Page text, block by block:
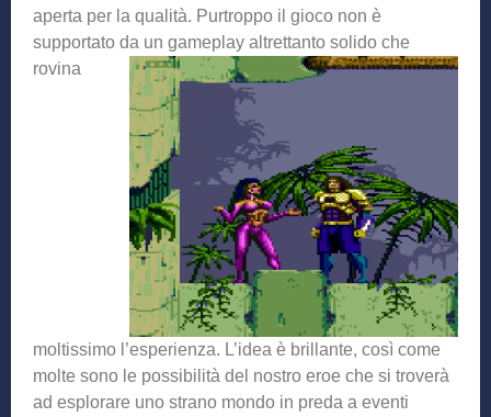
aperta per la qualità. Purtroppo il gioco non è
supportato da un gameplay altrettanto solido che
rovina
moltissimo l’esperienza. L’idea è brillante, così come
molte sono le possibilità del nostro eroe che si troverà
ad esplorare uno strano mondo in preda a eventi